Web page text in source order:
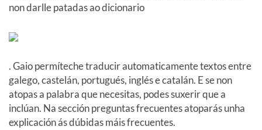
non darlle patadas ao dicionario
. Gaio permíteche traducir automaticamente textos entre
galego, castelán, portugués, inglés e catalán. E se non
atopas a palabra que necesitas, podes suxerir que a
inclúan. Na sección preguntas frecuentes atoparás unha
explicación ás dúbidas máis frecuentes.